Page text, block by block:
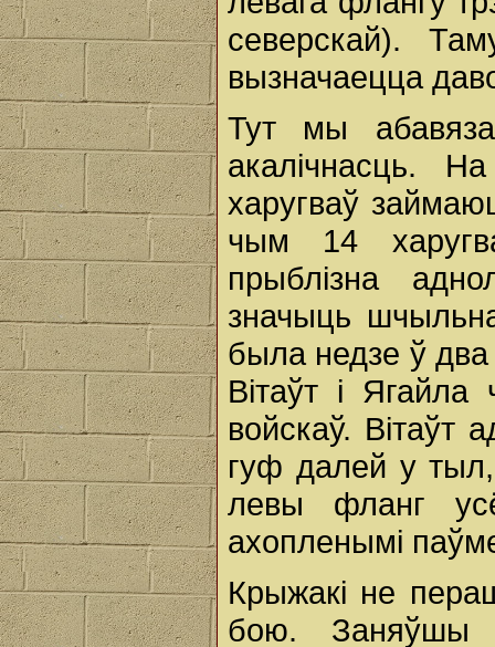
северскай).
вызначаецца
Тут мы
акалічнасць.
харугваў
чым 14
прыблізна
значыць
была недзе ў
Вітаўт і Ягайла
войскаў. Вітаўт
гуф далей у
левы фланг
ахопленымі
Крыжакі не
бою. Заняўшы